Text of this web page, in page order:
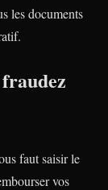
les documents
faut saisir le
vos